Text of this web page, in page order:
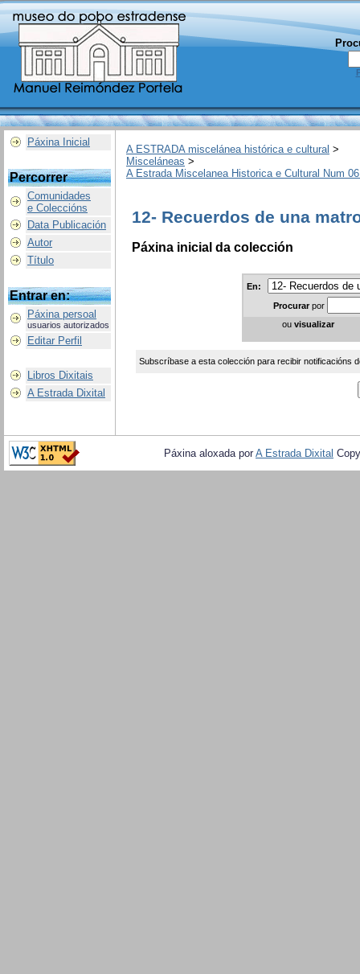
Páxina Inicial
Percorrer
Comunidades
e Coleccións
Data Publicación
Autor
Título
Entrar en:
Páxina persoal
usuarios autorizados
Editar Perfil
Libros Dixitais
A Estrada Dixital
A ESTRADA miscelánea histórica e cultural >
Misceláneas >
A Estrada Miscelanea Historica e Cultural Num
12- Recuerdos de una
Páxina inicial da colección
En:
Procurar por
ou visualizar
Subscríbase a esta colección para recibir notificacións
Páxina aloxada por A Estrada Dixital